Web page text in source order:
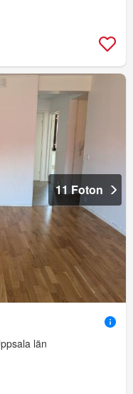
11 Foton
län